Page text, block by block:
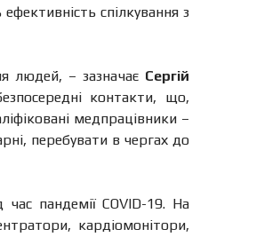
спілкування з
людей, – зазначає Сергій
контакти, що,
медпрацівники –
перебувати в чергах до
пандемії COVID-19. На
кардіомонітори,